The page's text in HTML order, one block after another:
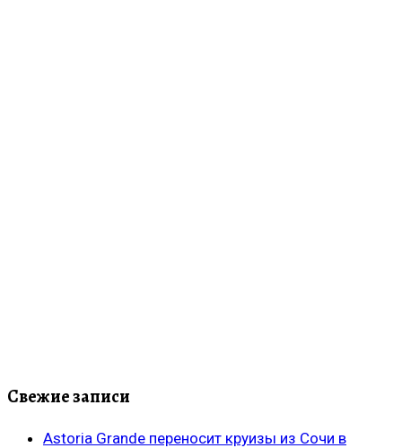
Свежие записи
Astoria Grande переносит круизы из Сочи в